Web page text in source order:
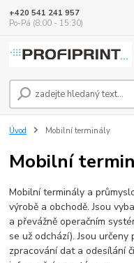
+420 541 241 957
Po-Pá (8:00 - 15:30)
Úvod Mobilní terminály
Mobilní
Mobilní terminály a
výrobě a obchodě. Jsou
a převážně operačním
se už odchází). Jsou
zpracování dat a odesílání